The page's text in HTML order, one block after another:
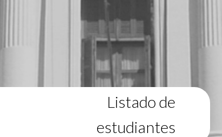
Listado de
estudiantes